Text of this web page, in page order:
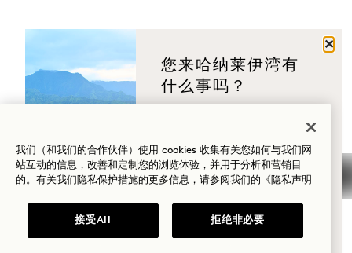
宾客之爱
关闭
您来哈纳莱伊湾有
什么事吗？
高尔夫
爱情
家庭时光
我们（和我们的合作伙伴）使用 cookies 收集有关您如何与我们网
站互动的信息，改善和定制您的浏览体验，并用于分析和营销目
的。有关我们隐私保护措施的更多信息，请参阅我们的 《隐私声明
接受All 拒绝非必要